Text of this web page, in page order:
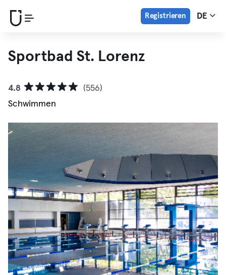
Registrieren DE
Sportbad St. Lorenz
4.8
(556)
Schwimmen